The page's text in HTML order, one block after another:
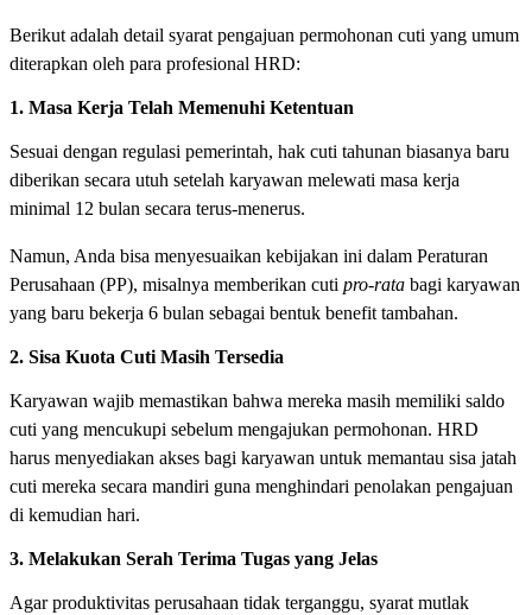
Berikut adalah detail syarat pengajuan permohonan cuti yang umum
diterapkan oleh para profesional HRD:
1. Masa Kerja Telah Memenuhi Ketentuan
Sesuai dengan regulasi pemerintah, hak cuti tahunan biasanya baru
diberikan secara utuh setelah karyawan melewati masa kerja
minimal 12 bulan secara terus-menerus.
Namun, Anda bisa menyesuaikan kebijakan ini dalam Peraturan
Perusahaan (PP), misalnya memberikan cuti pro-rata bagi karyawan
yang baru bekerja 6 bulan sebagai bentuk benefit tambahan.
2. Sisa Kuota Cuti Masih Tersedia
Karyawan wajib memastikan bahwa mereka masih memiliki saldo
cuti yang mencukupi sebelum mengajukan permohonan. HRD
harus menyediakan akses bagi karyawan untuk memantau sisa jatah
cuti mereka secara mandiri guna menghindari penolakan pengajuan
di kemudian hari.
3. Melakukan Serah Terima Tugas yang Jelas
Agar produktivitas perusahaan tidak terganggu, syarat mutlak